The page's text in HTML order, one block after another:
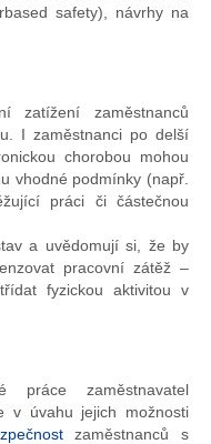
safety), návrhy na
zatížení zaměstnanců
I zaměstnanci po delší
chorobou mohou
vhodné podmínky (např.
práci či částečnou
a uvědomují si, že by
pracovní zátěž –
fyzickou aktivitou v
práce zaměstnavatel
v úvahu jejich možnosti
zaměstnanců s